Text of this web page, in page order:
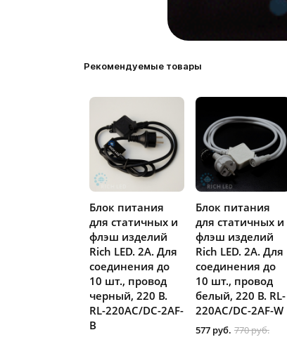
Рекомендуемые товары
Блок питания
для статичных и
флэш изделий
Rich LED. 2А. Для
соединения до
10 шт., провод
черный, 220 В.
RL-220AC/DC-2AF-
B
Блок питания
для статичных и
флэш изделий
Rich LED. 2А. Для
соединения до
10 шт., провод
белый, 220 В. RL-
220AC/DC-2AF-W
577 руб. 770 руб.